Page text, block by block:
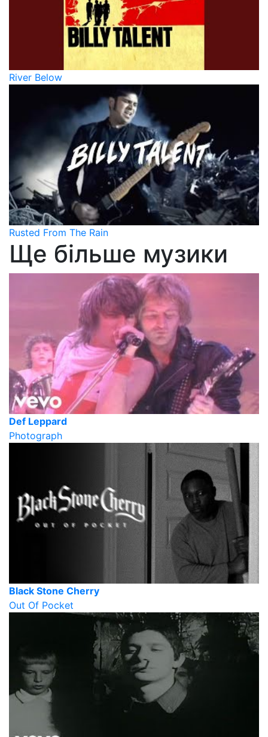
River Below
Rusted From The Rain
Ще більше музики
Def Leppard
Photograph
Black Stone Cherry
Out Of Pocket